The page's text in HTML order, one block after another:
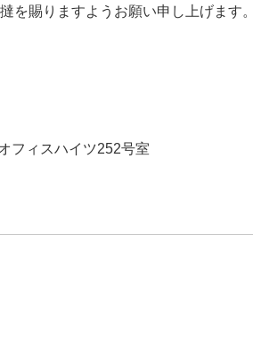
を賜りますようお願い申し上げます。
フィスハイツ252号室